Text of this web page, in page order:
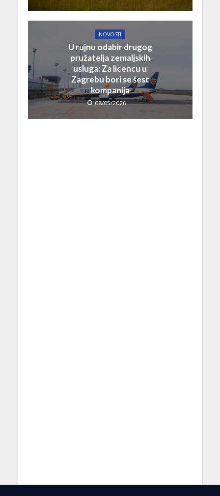
NOVOSTI
U rujnu odabir drugog
pružatelja zemaljskih
usluga: Za licencu u
Zagrebu bori se šest
kompanija
08/05/2026